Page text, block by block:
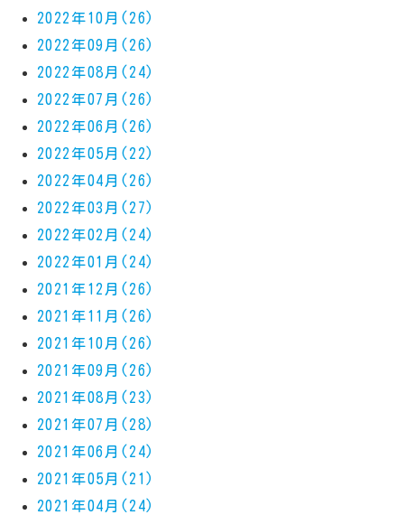
2022年10月(26)
2022年09月(26)
2022年08月(24)
2022年07月(26)
2022年06月(26)
2022年05月(22)
2022年04月(26)
2022年03月(27)
2022年02月(24)
2022年01月(24)
2021年12月(26)
2021年11月(26)
2021年10月(26)
2021年09月(26)
2021年08月(23)
2021年07月(28)
2021年06月(24)
2021年05月(21)
2021年04月(24)